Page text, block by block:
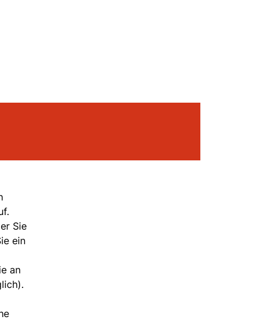
Sie
ein
an